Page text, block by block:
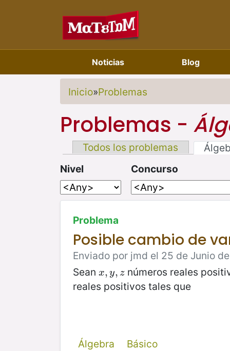
Noticias Blog
Inicio»Problemas
Problemas -
Todos los problemas
Nivel
Concurso
Problema
Posible cambio de
Enviado por jmd el 25 de Junio
Sean x, y, z
x,y,z números reales
reales positivos tales que
Álgebra Básico